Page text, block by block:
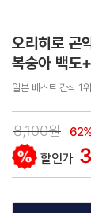
오리히로 곤
복숭아 백도
일본 베스트 간식 1
8,100원
할인가